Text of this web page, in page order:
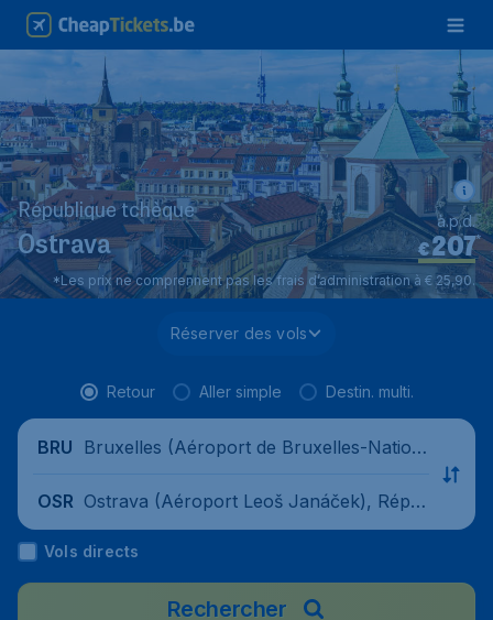
République tchèque
Ostrava €207*
à.p.d.
*Les prix ne comprennent pas les frais d’administration à € 25,90.
Réserver des vols
Retour Aller simple Destin. multi.
BRU Bruxelles (Aéroport de Bruxelles-Nation
OSR Ostrava (Aéroport Leoš Janáček), Répu
blique tchèque
Vols directs
Rechercher